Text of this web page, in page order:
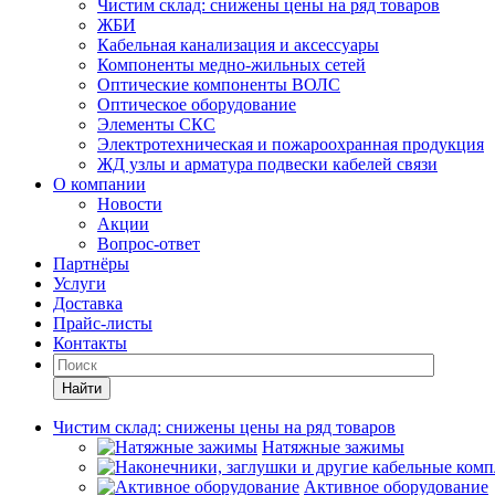
Чистим склад: снижены цены на ряд товаров
ЖБИ
Кабельная канализация и аксессуары
Компоненты медно-жильных сетей
Оптические компоненты ВОЛС
Оптическое оборудование
Элементы СКС
Электротехническая и пожароохранная продукция
ЖД узлы и арматура подвески кабелей связи
О компании
Новости
Акции
Вопрос-ответ
Партнёры
Услуги
Доставка
Прайс-листы
Контакты
Найти
Чистим склад: снижены цены на ряд товаров
Натяжные зажимы
Активное оборудование